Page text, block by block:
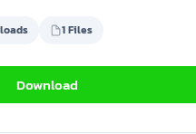
1 Files
Download